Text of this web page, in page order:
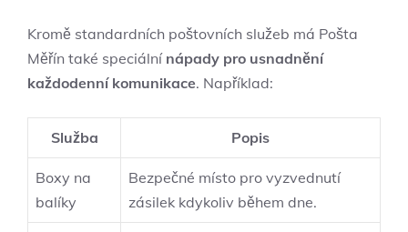
Kromě standardních poštovních služeb má Pošta
Měřín také speciální nápady pro usnadnění
každodenní komunikace. Například:
Služba Popis
Boxy na
balíky
Bezpečné místo pro vyzvednutí
zásilek kdykoliv během dne.